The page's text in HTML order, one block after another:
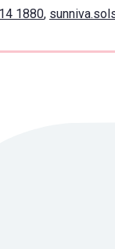
1880,